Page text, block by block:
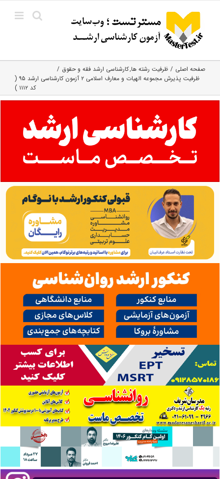
content
صفحه اصلی ظرفیت رشته ها کارشناسی ارشد فقه و حقوق
ظرفیت پذیرش مجموعه الهیات و معارف اسلامی ۲ آزمون کارشناسی ارشد ۹۵ (
کد ۱۱۱۲ )